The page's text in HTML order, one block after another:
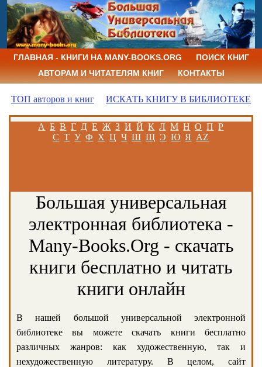
ГЛАВНАЯ - КНИГИ НА MANY-BOOKS.ORG
ПОИСК КНИГ
АВТОРАМ И ЧИТАТЕЛЯМ КНИГ
КОНТАКТЫ
ТОП авторов и книг ИСКАТЬ КНИГУ В БИБЛИОТЕКЕ
А Б В Г Д Е Ж З И Й К Л М Н О П Р
С Т У Ф Х Ц Ч Ш Щ Э Ю Я AZ
Большая универсальная
электронная библиотека -
Many-Books.Org - скачать
книги бесплатно и читать
книги онлайн
В нашей большой универсальной электронной
библиотеке вы можете скачать книги бесплатно
различных жанров: как художественную, так и
нехудожественную литературу. В целом, сайт